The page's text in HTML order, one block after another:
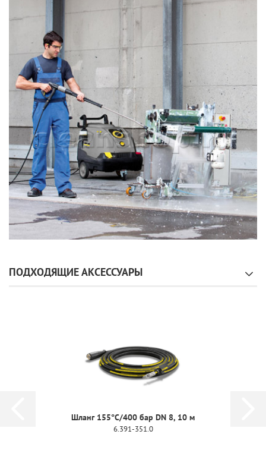
ПОДХОДЯЩИЕ АКСЕССУАРЫ
Шланг 155°C/400 бар DN 8, 10 м
6.391-351.0